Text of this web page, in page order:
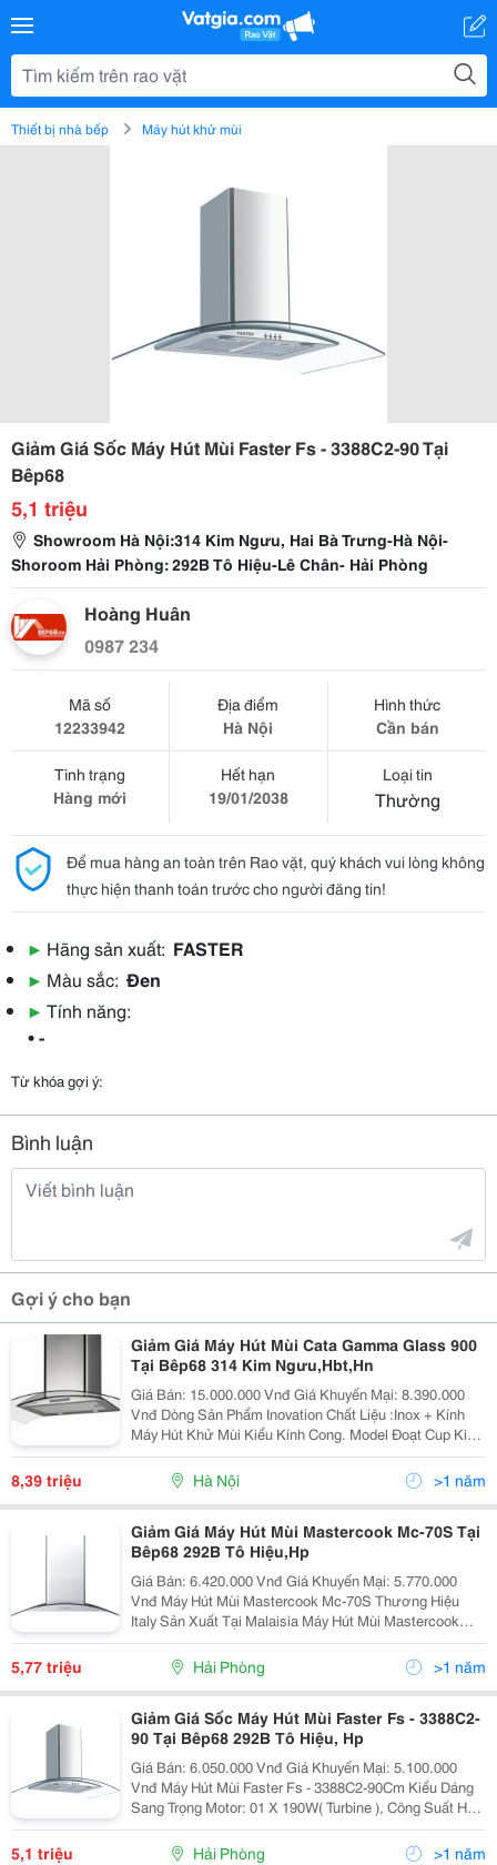
Thiết bị nhà bếp Máy hút khử mùi
Giảm Giá Sốc Máy Hút Mùi Faster Fs - 3388C2-90 Tại
Bêp68
5,1 triệu
Showroom Hà Nội:314 Kim Ngưu, Hai Bà Trưng-Hà Nội-
Shoroom Hải Phòng: 292B Tô Hiệu-Lê Chân- Hải Phòng
Hoàng Huân
0987 234
Mã số
12233942
Địa điểm
Hà Nội
Hình thức
Cần bán
Tình trạng
Hàng mới
Hết hạn
19/01/2038
Loại tin
Thường
Để mua hàng an toàn trên Rao vặt, quý khách vui lòng không
thực hiện thanh toán trước cho người đăng tin!
▶ Hãng sản xuất: FASTER
▶ Màu sắc: Đen
▶ Tính năng:
• -
Từ khóa gợi ý:
Bình luận
Gợi ý cho bạn
Giảm Giá Máy Hút Mùi Cata Gamma Glass 900
Tại Bêp68 314 Kim Ngưu,Hbt,Hn
Giá Bán: 15.000.000 Vnđ Giá Khuyến Mại: 8.390.000
Vnđ Dòng Sản Phẩm Inovation Chất Liệu :Inox + Kính
Máy Hút Khử Mùi Kiểu Kính Cong. Model Đoạt Cup Kiểu
Dáng Đẹp Do Hiệp Hội Các Nhà Tạo Mẫu Công Nghiệp
Trao Tặng
8,39 triệu Hà Nội >1 năm
Giảm Giá Máy Hút Mùi Mastercook Mc-70S Tại
Bêp68 292B Tô Hiệu,Hp
Giá Bán: 6.420.000 Vnđ Giá Khuyến Mại: 5.770.000
Vnđ Máy Hút Mùi Mastercook Mc-70S Thương Hiệu
Italy Sản Xuất Tại Malaisia Máy Hút Mùi Mastercook
Mc-70S Nhập Khẩu Nguyên Chiếc Cao Cấp Tại
Bep68.Vn - Showroom Và Đại Lý
5,77 triệu Hải Phòng >1 năm
Giảm Giá Sốc Máy Hút Mùi Faster Fs - 3388C2-
90 Tại Bêp68 292B Tô Hiệu, Hp
Giá Bán: 6.050.000 Vnđ Giá Khuyến Mại: 5.100.000
Vnđ Máy Hút Mùi Faster Fs - 3388C2-90Cm Kiểu Dáng
Sang Trọng Motor: 01 X 190W( Turbine ), Công Suất Hút:
850M3/H Độ Ồn: ≪= 60Db, Hút Siêu Êm Điều Khiển:
Phím Nhấn
5,1 triệu Hải Phòng >1 năm